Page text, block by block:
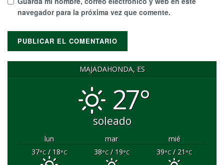
navegador para la próxima vez que comente.
MAJADAHONDA, ES
27°
soleado
lun mar
mié
37°C/ 18°C 38°C/ 19°C 39°C/ 21 °C